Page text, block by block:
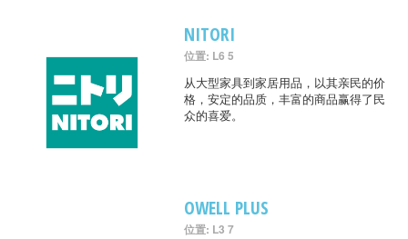
NITORI
位置: L6 5
从大型家具到家居用品，以其亲民的价
格，安定的品质，丰富的商品赢得了民
众的喜爱。
OWELL PLUS
位置: L3 7